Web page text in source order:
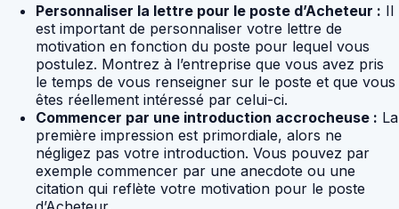
Personnaliser la lettre pour le poste d’Acheteur : Il
est important de personnaliser votre lettre de
motivation en fonction du poste pour lequel vous
postulez. Montrez à l’entreprise que vous avez pris
le temps de vous renseigner sur le poste et que vous
êtes réellement intéressé par celui-ci.
Commencer par une introduction accrocheuse : La
première impression est primordiale, alors ne
négligez pas votre introduction. Vous pouvez par
exemple commencer par une anecdote ou une
citation qui reflète votre motivation pour le poste